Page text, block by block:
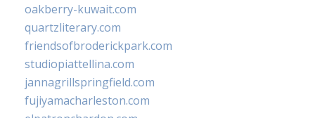
oakberry-kuwait.com
quartzliterary.com
friendsofbroderickpark.com
studiopiattellina.com
jannagrillspringfield.com
fujiyamacharleston.com